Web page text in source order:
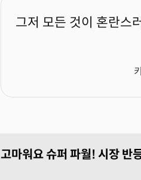
그저 모든 것이 혼란스
고마워요 슈퍼 파월! 시장 반